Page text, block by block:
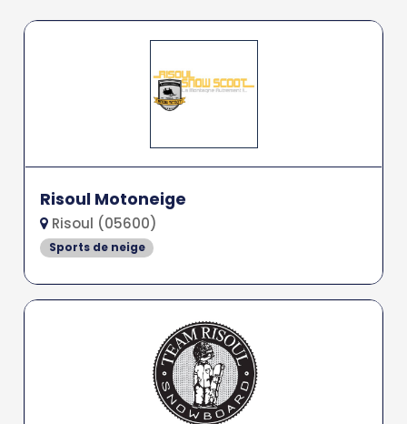
Risoul Motoneige
Risoul (05600)
Sports de neige